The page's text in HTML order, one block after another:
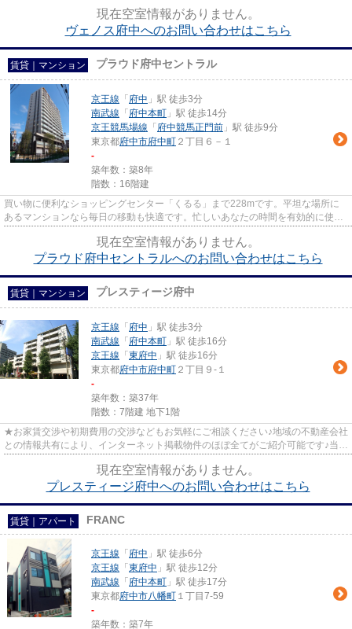
現在空室情報がありません。
ヴェノス府中へのお問い合わせはこちら
賃貸｜マンション プラウド府中セントラル
京王線 「 府中 」駅 徒歩3分
南武線 「 府中本町 」駅 徒歩14分
京王競馬場線 「 府中競馬正門前 」駅 徒歩9分
東京都府中市府中町 ２丁目６－１
-
築年数：築8年
階数：16階建
買い物に便利なショッピングセンター「くるる」まで228mです。平坦な場所に
あるマンションなら毎日の移動も快適です。忙しいあなたの時間を有効的に使え
現在空室情報がありません。
プラウド府中セントラルへのお問い合わせはこちら
賃貸｜マンション プレスティージ府中
京王線 「 府中 」駅 徒歩3分
南武線 「 府中本町 」駅 徒歩16分
京王線 「 東府中 」駅 徒歩16分
東京都府中市府中町 ２丁目９-１
-
築年数：築37年
階数：7階建 地下1階
★お家賃交渉や初期費用の交渉などもお気軽にご相談ください♪地域の不動産会社
との情報共有により、インターネット掲載物件のほぼ全てがご紹介可能です♪当店
現在空室情報がありません。
プレスティージ府中へのお問い合わせはこちら
賃貸｜アパート FRANC
京王線 「 府中 」駅 徒歩6分
京王線 「 東府中 」駅 徒歩12分
南武線 「 府中本町 」駅 徒歩17分
東京都府中市八幡町 １丁目7-59
-
築年数：築7年